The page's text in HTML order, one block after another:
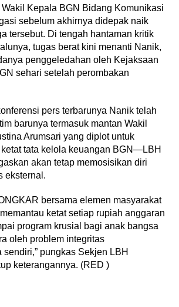
Kepala BGN Bidang Komunikasi
sebelum akhirnya didepak naik
tersebut. Di tengah hantaman kritik
tugas berat kini menanti Nanik,
penggeledahan oleh Kejaksaan
sehari setelah perombakan
pers terbarunya Nanik telah
barunya termasuk mantan Wakil
Arumsari yang diplot untuk
tata kelola keuangan BGN—LBH
akan tetap memosisikan diri
eksternal.
bersama elemen masyarakat
ketat setiap rupiah anggaran
program krusial bagi anak bangsa
oleh problem integritas
sendiri,” pungkas Sekjen LBH
keterangannya. (RED )